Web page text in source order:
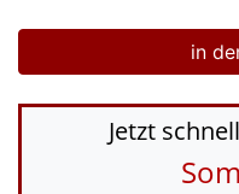
Jetzt